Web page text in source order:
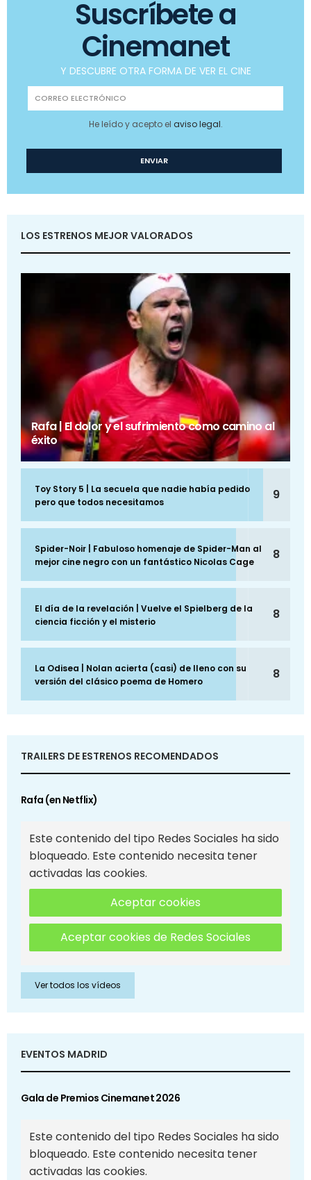
Suscríbete a
Cinemanet
Y DESCUBRE OTRA FORMA DE VER EL CINE
He leído y acepto el aviso legal.
LOS ESTRENOS MEJOR VALORADOS
Rafa | El dolor y el sufrimiento como camino al
éxito
Toy Story 5 | La secuela que nadie había pedido
pero que todos necesitamos
9
Spider-Noir | Fabuloso homenaje de Spider-Man al
mejor cine negro con un fantástico Nicolas Cage
8
El día de la revelación | Vuelve el Spielberg de la
ciencia ficción y el misterio
8
La Odisea | Nolan acierta (casi) de lleno con su
versión del clásico poema de Homero
8
TRAILERS DE ESTRENOS RECOMENDADOS
Rafa (en Netflix)
Este contenido del tipo Redes Sociales ha sido
bloqueado. Este contenido necesita tener
activadas las cookies.
Aceptar cookies
Aceptar cookies de Redes Sociales
Ver todos los vídeos
EVENTOS MADRID
Gala de Premios Cinemanet 2026
Este contenido del tipo Redes Sociales ha sido
bloqueado. Este contenido necesita tener
activadas las cookies.